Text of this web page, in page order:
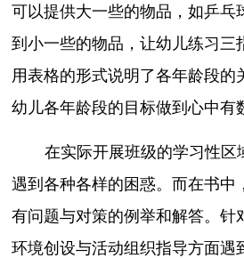
可以提供大一些的物品，如乒乓
到小一些的物品，让幼儿练习三
用表格的形式说明了各年龄段的
幼儿各年龄段的目标做到心中有
在实际开展班级的学习性区
遇到各种各样的困惑。而在书中
有问题与对策的例举和解答。针
环境创设与活动组织指导方面遇